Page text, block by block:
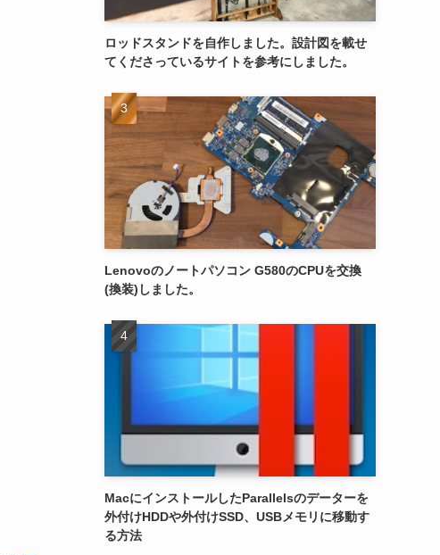
ロッドスタンドを自作しました。設計図を載せ
てくださっているサイトを参考にしました。
Lenovoのノートパソコン G580のCPUを交換
(換装)しました。
MacにインストールしたParallelsのデーターを
外付けHDDや外付けSSD、USBメモリに移動す
る方法